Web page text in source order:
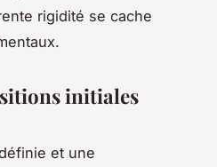
rigidité se cache
initiales
et une